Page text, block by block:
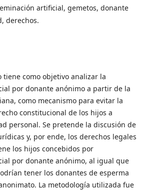
artificial, gemetos, donante
derechos.
tiene como objetivo analizar la
por donante anónimo a partir de la
como mecanismo para evitar la
constitucional de los hijos a
personal. Se pretende la discusión de
y, por ende, los derechos legales
los hijos concebidos por
por donante anónimo, al igual que
tener los donantes de esperma
La metodología utilizada fue